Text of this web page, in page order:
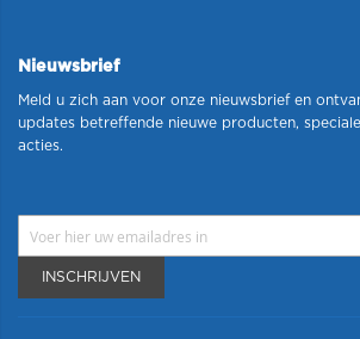
Nieuwsbrief
Meld u zich aan voor onze nieuwsbrief en
updates betreffende nieuwe producten,
acties.
INSCHRIJVEN